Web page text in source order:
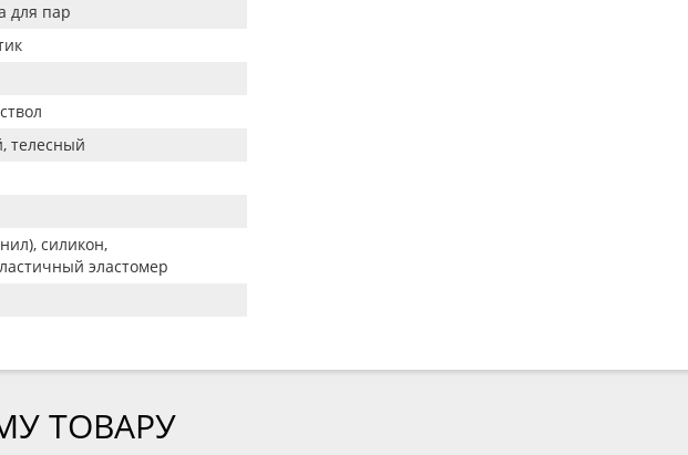
для пар
телесный
силикон,
эластомер
ТОВАРУ